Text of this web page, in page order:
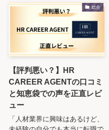
総合
【評判悪い？】HR
CAREER AGENTの口コミ
と知恵袋での声を正直レビ
ュー
「人材業界に興味はあるけど、